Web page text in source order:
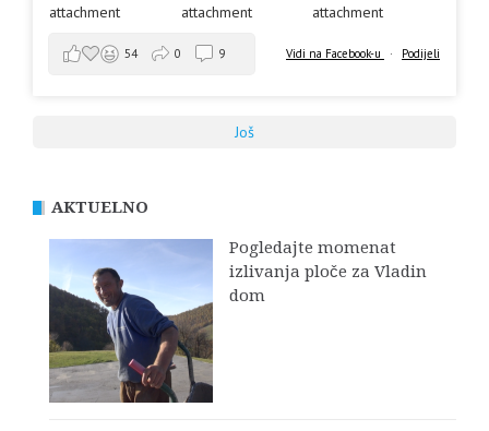
Vidi na Facebook-u · Podijeli
54 0 9
Još
AKTUELNO
Pogledajte momenat
izlivanja ploče za Vladin
dom